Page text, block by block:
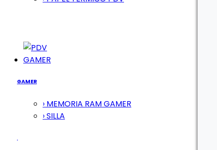
GAMER
GAMER
› MEMORIA RAM GAMER
› SILLA